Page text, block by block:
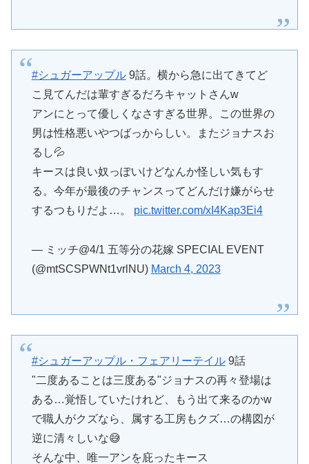
#シュガーアップル9話。横から急に出てきてど
こ見てんだは輩すぎるだろキャットさんw
アンにとって優しくなさすぎる世界。この世界の
男は性格悪いやつばっからしい。またジョナスお
るし💦
キースは良い奴っぽいけどなんか怪しい気もす
る。今年が最後のチャンスってどんだけ嫌がらせ
するつもりだよ…。 pic.twitter.com/xI4Kap3Ei4
— ミッチ@4/1 五等分の花嫁 SPECIAL EVENT
(@mtSCSPWNt1vrlNU) March 4, 2023
#シュガーアップル・フェアリーテイル9話
"二度あることは三度ある"ジョナスの再々登場は
ある…覚悟していたけれど、もう出て来るのかw
で職人がクズなら、属する工房もクズ…の構図が
逆に清々しいな😅
そんな中、唯一アンを庇ったキース